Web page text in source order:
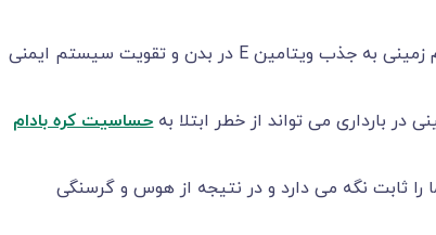
چربی سالم موجود در کره بادام زمینی به جذب ویتامین E در بدن و تقویت سیستم ایمنی
در بارداری می تواند از خطر ابتلا بهحساسیت کره بادام
را ثابت نگه می دارد و در نتیجه از هوس و گرسنگی